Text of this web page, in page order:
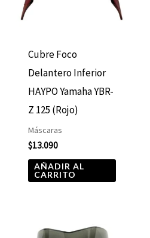
Cubre Foco
Delantero Inferior
HAYPO Yamaha YBR-
Z 125 (Rojo)
Máscaras
$13.090
AÑADIR AL
CARRITO